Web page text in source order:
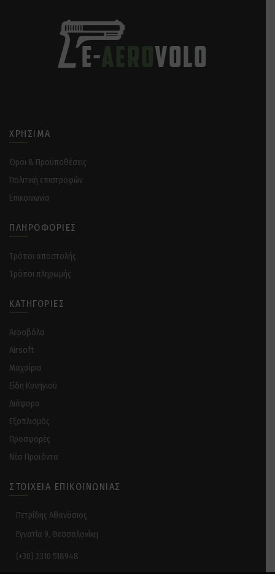
ΧΡΉΣΙΜΑ
Όροι & Προϋποθέσεις
Πολιτική επιστροφών
Επικοινωνία
ΠΛΗΡΟΦΟΡΊΕΣ
Tρόποι αποστολής
Tρόποι πληρωμής
ΚΑΤΗΓΟΡΊΕΣ
Αεροβόλα
Airsoft
Μαχαίρια
Είδη Κυνηγιού
Διάφορα
Eξοπλισμός
Προσφορές
Νέα Προϊόντα
ΣΤΟΙΧΕΊΑ ΕΠΙΚΟΙΝΩΝΊΑΣ
Πετρίδης Αθανάσιος
Εγνατία 9, Θεσσαλονίκη
(+30) 2310 518948